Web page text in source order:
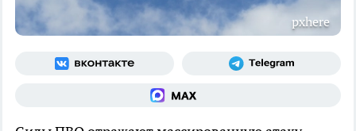
pxhere